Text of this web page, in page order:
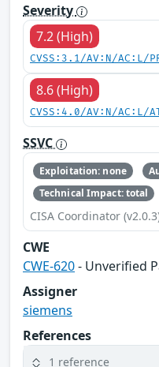
Severity
7.2 (High)
CVSS:3.1/AV:N/AC:L/
8.6 (High)
CVSS:4.0/AV:N/AC:L/
SSVC
Exploitation: none
Technical Impact: total
CISA Coordinator
CWE
CWE-620- Unverified
Assigner
siemens
References
1 reference